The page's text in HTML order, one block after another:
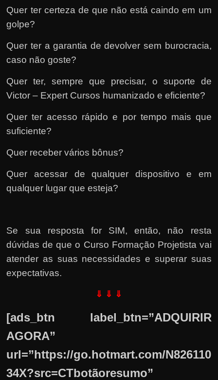
Quer ter certeza de que não está caindo em um
golpe?
Quer ter a garantia de devolver sem burocracia,
caso não goste?
Quer ter, sempre que precisar, o suporte de
Victor – Expert Cursos humanizado e eficiente?
Quer ter acesso rápido e por tempo mais que
suficiente?
Quer receber vários bônus?
Quer acessar de qualquer dispositivo e em
qualquer lugar que esteja?
Se sua resposta for SIM, então, não resta
dúvidas de que o Curso Formação Projetista vai
atender as suas necessidades e superar suas
expectativas.
⇓ ⇓ ⇓
[ads_btn label_btn=”ADQUIRIR
AGORA”
url=”https://go.hotmart.com/N826110
34X?src=CTbotãoresumo”